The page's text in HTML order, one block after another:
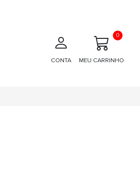
CONTA MEU CARRINHO
0